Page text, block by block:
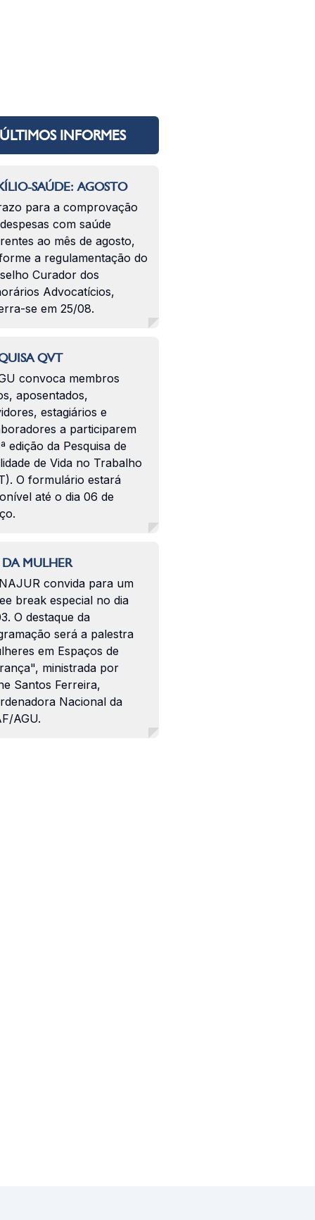
ÚLTIMOS INFORMES
SAÚDE: AGOSTO
para a comprovação
com saúde
ao mês de agosto,
a regulamentação do
Curador dos
Advocatícios,
se em 25/08.
QVT
convoca membros
aposentados,
estagiários e
a participarem
edição da Pesquisa de
de Vida no Trabalho
O formulário estará
até o dia 06 de
MULHER
convida para um
break especial no dia
O destaque da
será a palestra
em Espaços de
ministrada por
Santos Ferreira,
Nacional da
AGU.